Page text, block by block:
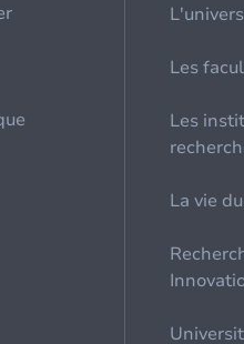
Les
Les
La vie